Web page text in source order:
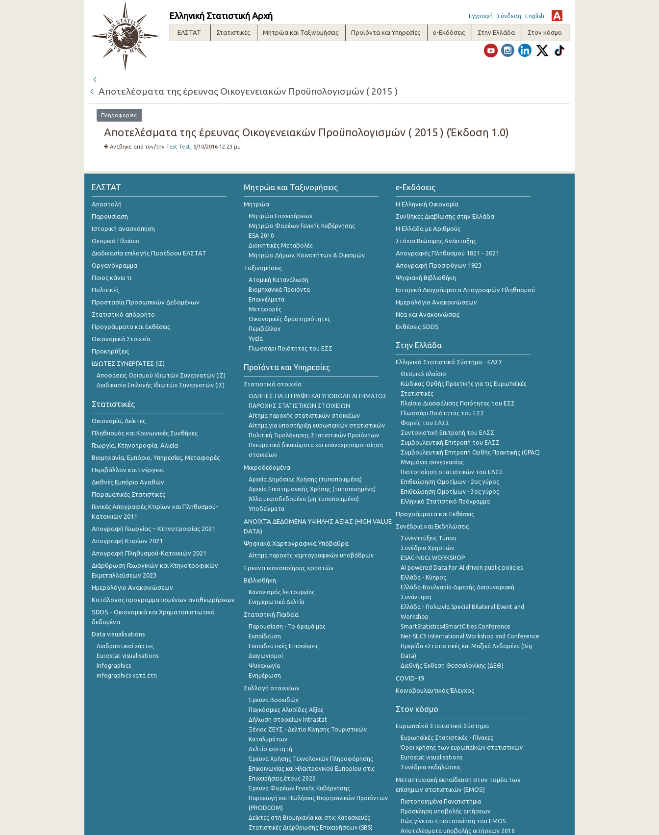
Ελληνική Στατιστική Αρχή Εγγραφή Σύνδεση English
ΕΛΣΤΑΤ Στατιστικές Μητρώα και Ταξινομήσεις Προϊόντα και Υπηρεσίες e-Εκδόσεις Στην Ελλάδα Στον κόσμο
Αποτελέσματα της έρευνας Οικογενειακών Προϋπολογισμών ( 2015 )
Πληροφορίες
Αποτελέσματα της έρευνας Οικογενειακών Προϋπολογισμών ( 2015 ) (Έκδοση 1.0)
Ανέβηκε από τον/την Test Test , 5/10/2016 12:23 μμ
ΕΛΣΤΑΤ
Αποστολή
Παρουσίαση
Ιστορική ανασκόπηση
Θεσμικό Πλαίσιο
Διαδικασία επιλογής Προέδρου ΕΛΣΤΑΤ
Οργανόγραμμα
Ποιος κάνει τι
Πολιτικές
Προστασία Προσωπικών Δεδομένων
Στατιστικό απόρρητο
Προγράμματα και Εκθέσεις
Οικονομικά Στοιχεία
Προκηρύξεις
ΙΔΙΩΤΕΣ ΣΥΝΕΡΓΑΤΕΣ (ΙΣ)
Αποφάσεις Ορισμού Ιδιωτών Συνεργατών (ΙΣ)
Διαδικασία Επιλογής Ιδιωτών Συνεργατών (ΙΣ)
Στατιστικές
Οικονομία, Δείκτες
Πληθυσμός και Κοινωνικές Συνθήκες
Γεωργία, Κτηνοτροφία, Αλιεία
Βιομηχανία, Εμπόριο, Υπηρεσίες, Μεταφορές
Περιβάλλον και Ενέργεια
Διεθνές Εμπόριο Αγαθών
Πειραματικές Στατιστικές
Γενικές Απογραφές Κτιρίων και Πληθυσμού-
Κατοικιών 2011
Απογραφή Γεωργίας – Κτηνοτροφίας 2021
Απογραφή Κτιρίων 2021
Απογραφή Πληθυσμού-Κατοικιών 2021
Διάρθρωση Γεωργικών και Κτηνοτροφικών
Εκμεταλλεύσεων 2023
Ημερολόγιο Ανακοινώσεων
Κατάλογος προγραμματισμένων αναθεωρήσεων
SDDS - Οικονομικά και Χρηματοπιστωτικά
δεδομένα
Data visualisations
Διαδραστικοί χάρτες
Eurostat visualisations
Infographics
infographics κατά έτη
Μητρώα και Ταξινομήσεις
Μητρώα
Μητρώα Επιχειρήσεων
Μητρώο Φορέων Γενικής Κυβέρνησης
ESA 2010
Διοικητικές Μεταβολές
Μητρώο Δήμων, Κοινοτήτων & Οικισμών
Ταξινομήσεις
Ατομική Κατανάλωση
Βιομηχανικά Προϊόντα
Επαγγέλματα
Μεταφορές
Οικονομικές δραστηριότητες
Περιβάλλον
Υγεία
Γλωσσάρι Ποιότητας του ΕΣΣ
Προϊόντα και Υπηρεσίες
Στατιστικά στοιχεία
ΟΔΗΓΙΕΣ ΓΙΑ ΕΓΓΡΑΦΗ ΚΑΙ ΥΠΟΒΟΛΗ ΑΙΤΗΜΑΤΟΣ
ΠΑΡΟΧΗΣ ΣΤΑΤΙΣΤΙΚΩΝ ΣΤΟΙΧΕΙΩΝ
Αίτημα παροχής στατιστικών στοιχείων
Αίτημα για υποστήριξη ευρωπαϊκών στατιστικών
Πολιτική Τιμολόγησης Στατιστικών Προϊόντων
Πνευματικά δικαιώματα και επαναχρησιμοποίηση
στοιχείων
Μικροδεδομένα
Αρχεία Δημόσιας Χρήσης (τυποποιημένα)
Αρχεία Επιστημονικής Χρήσης (τυποποιημένα)
Άλλα μικροδεδομένα (μη τυποποιημένα)
Υποδείγματα
ANOIXTA ΔΕΔΟΜΕΝΑ ΥΨΗΛΗΣ ΑΞΙΑΣ (HIGH VALUE
DATA)
Ψηφιακά Χαρτογραφικά Υπόβαθρα
Αίτημα παροχής χαρτογραφικών υποβάθρων
Έρευνα ικανοποίησης χρηστών
Βιβλιοθήκη
Κανονισμός λειτουργίας
Ενημερωτικά Δελτία
Στατιστική Παιδεία
Παρουσίαση - Το όραμά μας
Εκπαίδευση
Εκπαιδευτικές Επισκέψεις
Διαγωνισμοί
Ψυχαγωγία
Ενημέρωση
Συλλογή στοιχείων
Έρευνα Βοοειδών
Παγκόσμιες Αλυσίδες Αξίας
Δήλωση στοιχείων Intrastat
Ξένιος ΖΕΥΣ - Δελτίο Κίνησης Τουριστικών
Καταλυμάτων
Δελτίο φοιτητή
Έρευνα Χρήσης Τεχνολογιών Πληροφόρησης
Επικοινωνίας και Ηλεκτρονικού Εμπορίου στις
Επιχειρήσεις,έτους 2026
Έρευνα Φορέων Γενικής Κυβέρνησης
Παραγωγή και Πωλήσεις Βιομηχανικών Προϊόντων
(PRODCOM)
Δείκτες στη Βιομηχανία και στις Κατασκευές
Στατιστικές Διάρθρωσης Επιχειρήσεων (SBS)
e-Εκδόσεις
Η Ελληνική Οικονομία
Συνθήκες Διαβίωσης στην Ελλάδα
Η Ελλάδα με Αριθμούς
Στόχοι Βιώσιμης Ανάπτυξης
Απογραφές Πληθυσμού 1821 - 2021
Απογραφή Προσφύγων 1923
Ψηφιακή Βιβλιοθήκη
Ιστορικά Διαγράμματα Απογραφών Πληθυσμού
Ημερολόγιο Ανακοινώσεων
Νέα και Ανακοινώσεις
Εκθέσεις SDDS
Στην Ελλάδα
Ελληνικό Στατιστικό Σύστημα - ΕΛΣΣ
Θεσμικό πλαίσιο
Κώδικας Ορθής Πρακτικής για τις Ευρωπαϊκές
Στατιστικές
Πλαίσιο Διασφάλισης Ποιότητας του ΕΣΣ
Γλωσσάρι Ποιότητας του ΕΣΣ
Φορείς του ΕΛΣΣ
Συντονιστική Επιτροπή του ΕΛΣΣ
Συμβουλευτική Επιτροπή του ΕΛΣΣ
Συμβουλευτική Επιτροπή Ορθής Πρακτικής (GPAC)
Μνημόνια συνεργασίας
Πιστοποίηση στατιστικών του ΕΛΣΣ
Επιθεώρηση Ομοτίμων - 2ος γύρος
Επιθεώρηση Ομοτίμων - 3ος γύρος
Ελληνικό Στατιστικό Πρόγραμμα
Προγράμματα και Εκθέσεις
Συνέδρια και Εκδηλώσεις
Συνεντεύξεις Τύπου
Συνέδρια Χρηστών
ESAC-NUCs WORKSHOP
AI powered Data for AI driven public policies
Ελλάδα - Κύπρος
Ελλάδα-Βουλγαρία-Διμερής Διασυνοριακή
Συνάντηση
Ελλάδα - Πολωνία Special Bilateral Event and
Workshop
SmartStatistics4SmartCities Conference
Net-SILC3 International Workshop and Conference
Ημερίδα «Στατιστικές και Μαζικά Δεδομένα (Big
Data)
Διεθνής Έκθεση Θεσσαλονίκης (ΔΕΘ)
COVID-19
Κοινοβουλευτικός Έλεγχος
Στον κόσμο
Ευρωπαϊκό Στατιστικό Σύστημα
Ευρωπαϊκές Στατιστικές - Πίνακες
Όροι χρήσης των ευρωπαΪκών στατιστικών
Eurostat visualisations
Συνέδρια-εκδηλώσεις
Μεταπτυχιακή εκπαίδευση στον τομέα των
επίσημων στατιστικών (EMOS)
Πιστοποιημένα Πανεπιστήμια
Πρόσκληση υποβολής αιτήσεων
Πώς γίνεται η πιστοποίηση του EMOS
Αποτελέσματα υποβολής αιτήσεων 2018